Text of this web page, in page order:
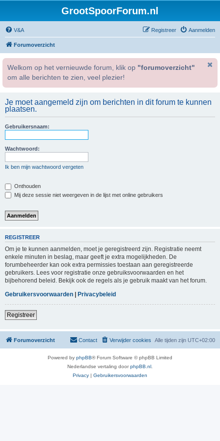
GrootSpoorForum.nl
V&A Aanmelden
Registreer
Forumoverzicht
Welkom op het vernieuwde forum, klik op "forumoverzicht"
om alle berichten te zien, veel plezier!
Je moet aangemeld zijn om berichten in dit forum te kunnen
plaatsen.
Gebruikersnaam:
Wachtwoord:
Ik ben mijn wachtwoord vergeten
Onthouden
Mij deze sessie niet weergeven in de lijst met online gebruikers
REGISTREER
Om je te kunnen aanmelden, moet je geregistreerd zijn. Registratie neemt
enkele minuten in beslag, maar geeft je extra mogelijkheden. De
forumbeheerder kan ook extra permissies toestaan aan geregistreerde
gebruikers. Lees voor registratie onze gebruiksvoorwaarden en het
bijbehorend beleid. Bekijk ook de regels als je gebruik maakt van het forum.
Gebruikersvoorwaarden | Privacybeleid
Registreer
Forumoverzicht Alle tijden zijn UTC+02:00
Verwijder cookies
Contact
Powered by phpBB® Forum Software © phpBB Limited
Nederlandse vertaling doorphpBB.nl
Privacy | Gebruikersvoorwaarden